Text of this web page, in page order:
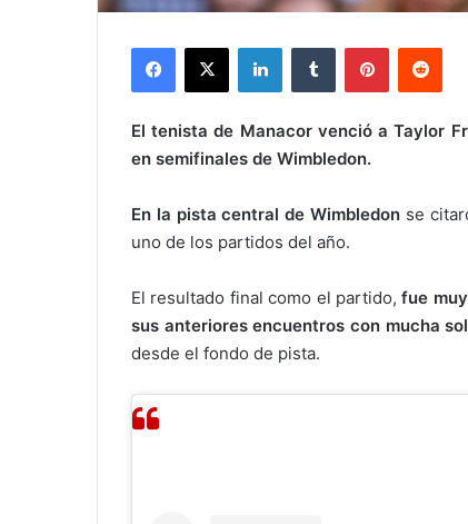
El tenista de Manacor venció a Taylor
en semifinales de Wimbledon.
En la pista central de Wimbledonse
uno de los partidos del año.
El resultado final como el partido,fue
sus anteriores encuentros con mucha
desde el fondo de pista.